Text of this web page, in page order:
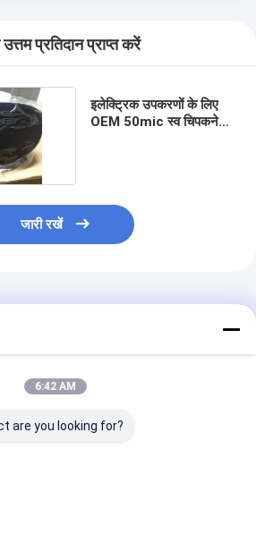
प्रतिदान प्राप्त करें
इलेक्ट्रिक उपकरणों के लिए
OEM 50mic स्व चिपकने
जारी रखें
6:42 AM
are you looking for?